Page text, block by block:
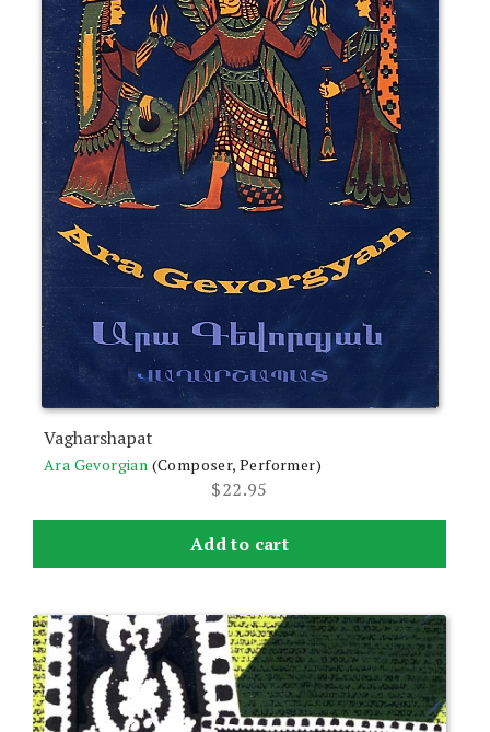
Vagharshapat
Ara Gevorgian (Composer, Performer)
$22.95
Add to cart